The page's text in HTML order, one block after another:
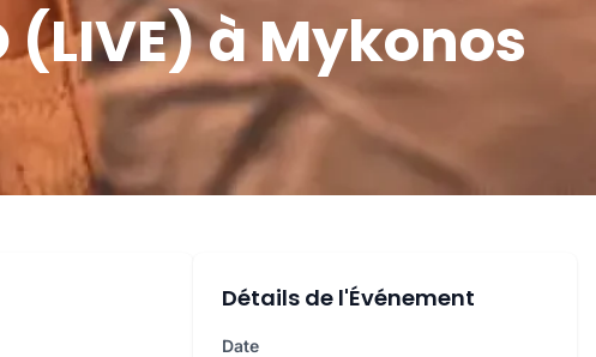
(LIVE) à Mykonos
Détails de l'Événement
Date